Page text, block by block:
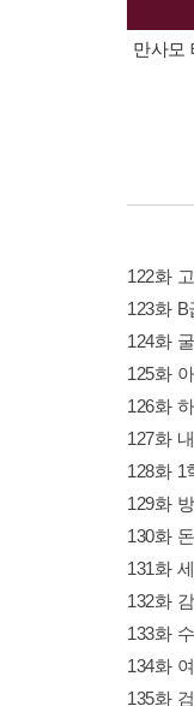
만사모
122화
123화
124화
125화
126화
127화
128화 1
129화
130화
131화
132화
133화
134화
135화